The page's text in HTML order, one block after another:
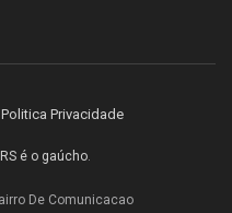
Politica Privacidade
é o gaúcho.
De Comunicacao